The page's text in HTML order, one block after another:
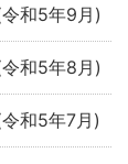
和5年9月)
和5年8月)
和5年7月)